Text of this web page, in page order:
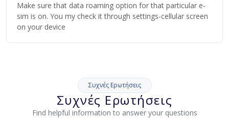
Make sure that data roaming option for that particular e-
sim is on. You my check it through settings-cellular screen
on your device
Συχνές Ερωτήσεις
Συχνές Ερωτήσεις
Find helpful information to answer your questions